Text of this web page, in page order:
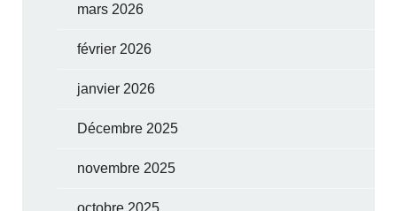
mars 2026
février 2026
janvier 2026
Décembre 2025
novembre 2025
octobre 2025